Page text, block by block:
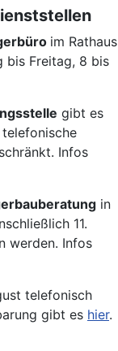
im Rathaus
bis Freitag, 8 bis
gibt es
Infos
in
11.
werden. Infos
telefonisch
gibt es hier.